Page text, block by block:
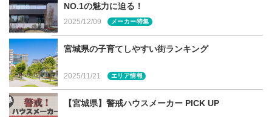
床面積にバルコニーや玄関ポーチ、地下室などを含む施工
床面積で計算するのケースとでは同じ建物の坪単価でも異
なってきます。更に施工床面積についてもどこまで含める
かはメーカー次第なので、開きが出てくることが想像いた
だけると思います。同じ金額の場合、広い方が坪単価が下
がるため、施工床面積で計算しているケースが多いようで
す。
NO.1の魅力に迫る！
2025/12/09 メーカー特集
宮城県の子育てしやすい街ランキング
2025/11/21 エリア情報
【宮城県】警戒ハウスメーカー PICK UP